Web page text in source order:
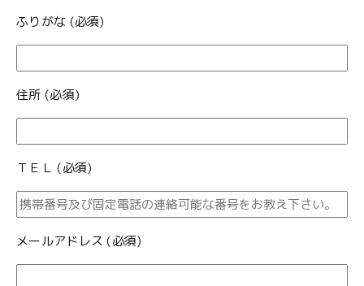
ふりがな (必須)
住所 (必須)
ＴＥＬ (必須)
メールアドレス (必須)